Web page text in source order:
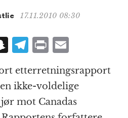
17.11.2010 08:30
S
a
p
c
T
e
g
r
P
ri
n
t
ai
l
etterretningsrapport
ikke-voldelige
mot Canadas